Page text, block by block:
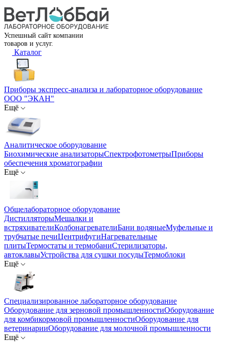
Успешный сайт компании
товаров и услуг.
Каталог
Приборы экспресс-анализа и лабораторное оборудование
ООО "ЭКАН"
Ещё
Аналитическое оборудование
Биохимические анализаторыСпектрофотометрыПриборы
обеспечения хроматографии
Ещё
Общелабораторное оборудование
ДистилляторыМешалки и
встряхивателиКолбонагревателиБани водяныеМуфельные и
трубчатые печиЦентрифугиНагревательные
плитыТермостаты и термобаниСтерилизаторы,
автоклавыУстройства для сушки посудыТермоблоки
Ещё
Специализированное лабораторное оборудование
Оборудование для зерновой промышленностиОборудование
для комбикормовой промышленностиОборудование для
ветеринарииОборудование для молочной промышленности
Ещё